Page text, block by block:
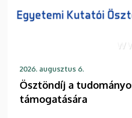
2026. augusztus 6.
Ösztöndíj a
támogatására